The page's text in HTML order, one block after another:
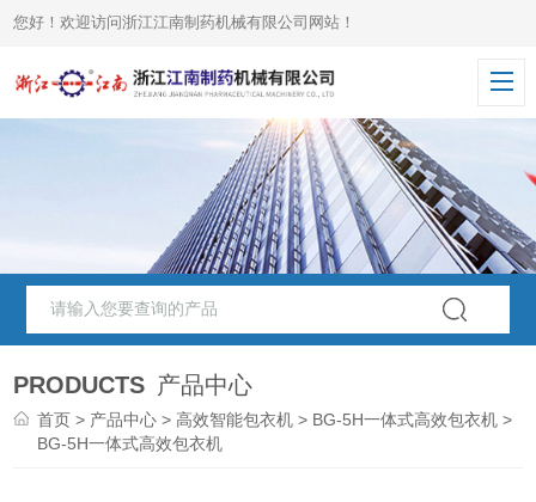
您好！欢迎访问浙江江南制药机械有限公司网站！
PRODUCTS 产品中心
首页 > 产品中心 >高效智能包衣机 > BG-5H一体式高效包衣机 >
BG-5H一体式高效包衣机